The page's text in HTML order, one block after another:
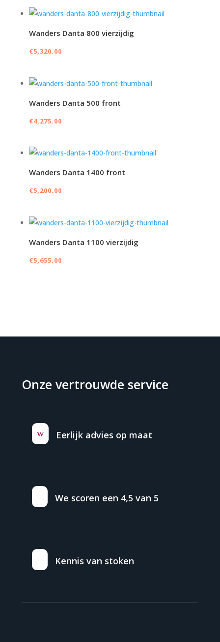
Wanders Danta 800 vierzijdig
€5,320.00
Wanders Danta 500 front
€4,275.00
Wanders Danta 1400 front
€5,200.00
Wanders Danta 1100 vierzijdig
€5,655.00
Onze vertrouwde service
w Eerlijk advies op maat
We scoren een 4,5 van 5
Kennis van stoken